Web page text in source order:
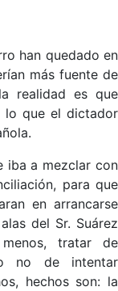
han quedado en
más fuente de
realidad es que
lo que el dictador
iba a mezclar con
para que
en arrancarse
del Sr. Suárez
tratar de
no de intentar
hechos son: la